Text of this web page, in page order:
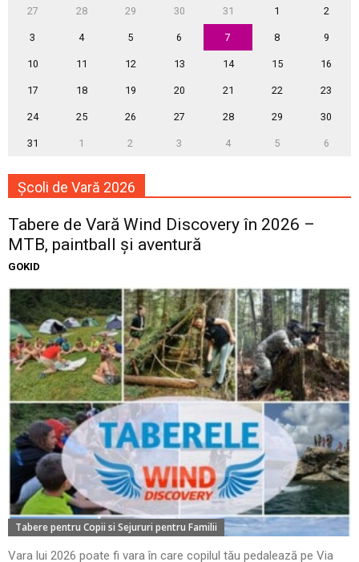
27 28 29 30 31 1 2
3 4 5 6 7 8 9
10 11 12 13 14 15 16
17 18 19 20 21 22 23
24 25 26 27 28 29 30
31 1 2 3 4 5 6
Școli de Vară 2026
Tabere de Vară Wind Discovery în 2026 –
MTB, paintball și aventură
GOKID
Tabere pentru Copii si Sejururi pentru Familii
Vara lui 2026 poate fi vara în care copilul tău pedalează pe Via